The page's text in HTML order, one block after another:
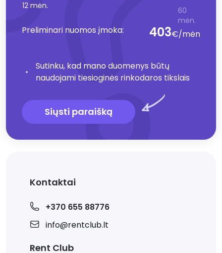
12 mėn.
60
mėn.
Preliminari nuomos įmoka: 403€/mėn
Sutinku, kad mano duomenys būtų
naudojami tiesioginės rinkodaros tikslais
Siųsti paraišką
Kontaktai
+370 655 88776
info@rentclub.lt
Rent Club